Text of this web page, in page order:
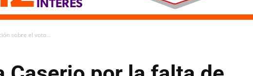
sobre el voto...